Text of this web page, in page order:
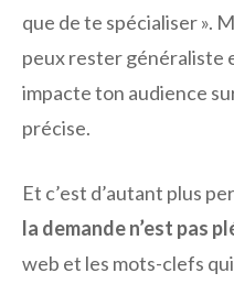
que de te spécialiser ».
peux rester généraliste
impacte ton audience
précise.
Et c’est d’autant plus
la demande n’est pas
web et les mots-clefs